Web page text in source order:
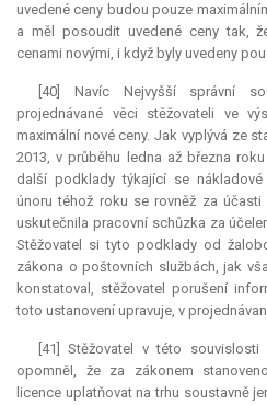
uvedené ceny budou pouze
a měl posoudit uvedené ceny tak,
cenami novými, i když byly uvedeny
[40] Navíc Nejvyšší správní
projednávané věci stěžovateli ve
maximální nové ceny. Jak vyplývá ze
2013, v průběhu ledna až března
další podklady týkající se
únoru téhož roku se rovněž za
uskutečnila pracovní schůzka za
Stěžovatel si tyto podklady od
zákona o poštovních službách, jak
konstatoval, stěžovatel porušení
toto ustanovení upravuje, v
[41] Stěžovatel v této
opomněl, že za zákonem
licence uplatňovat na trhu soustavně